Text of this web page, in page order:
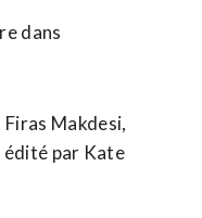
dans
Makdesi,
édité par Kate